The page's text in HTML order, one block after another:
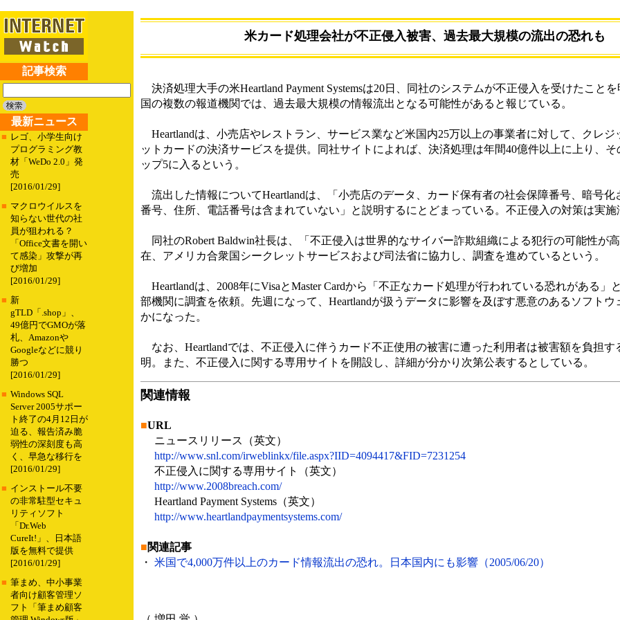
記事検索
最新ニュース
■ レゴ、小学生向け
プログラミング教
材「WeDo 2.0」発
売
[2016/01/29]
■ マクロウイルスを
知らない世代の社
員が狙われる？
「Office文書を開い
て感染」攻撃が再
び増加
[2016/01/29]
■ 新
gTLD「.shop」、
49億円でGMOが落
札、Amazonや
Googleなどに競り
勝つ
[2016/01/29]
■ Windows SQL
Server 2005サポー
ト終了の4月12日が
迫る、報告済み脆
弱性の深刻度も高
く、早急な移行を
[2016/01/29]
■ インストール不要
の非常駐型セキュ
リティソフト
「Dr.Web
CureIt!」、日本語
版を無料で提供
[2016/01/29]
■ 筆まめ、中小事業
者向け顧客管理ソ
フト「筆まめ顧客
米カード処理会社が不正侵入被害、過去最大規模の流出の恐れも
決済処理大手の米Heartland Payment Systemsは20日、同社のシステムが不正侵入を受けたこと
国の複数の報道機関では、過去最大規模の情報流出となる可能性があると報じている。
Heartlandは、小売店やレストラン、サービス業など米国内25万以上の事業者に対して、クレジ
ットカードの決済サービスを提供。同社サイトによれば、決済処理は年間40億件以上に上り、そ
ップ5に入るという。
流出した情報についてHeartlandは、「小売店のデータ、カード保有者の社会保障番号、暗号化
番号、住所、電話番号は含まれていない」と説明するにとどまっている。不正侵入の対策は実施
同社のRobert Baldwin社長は、「不正侵入は世界的なサイバー詐欺組織による犯行の可能性が
在、アメリカ合衆国シークレットサービスおよび司法省に協力し、調査を進めているという。
Heartlandは、2008年にVisaとMaster Cardから「不正なカード処理が行われている恐れがある」
部機関に調査を依頼。先週になって、Heartlandが扱うデータに影響を及ぼす悪意のあるソフトウ
かになった。
なお、Heartlandでは、不正侵入に伴うカード不正使用の被害に遭った利用者は被害額を負担す
明。また、不正侵入に関する専用サイトを開設し、詳細が分かり次第公表するとしている。
関連情報
■URL
ニュースリリース（英文）
http://www.snl.com/irweblinkx/file.aspx?IID=4094417&FID=7231254
不正侵入に関する専用サイト（英文）
http://www.2008breach.com/
Heartland Payment Systems（英文）
http://www.heartlandpaymentsystems.com/
■関連記事
・ 米国で4,000万件以上のカード情報流出の恐れ。日本国内にも影響（2005/06/20）